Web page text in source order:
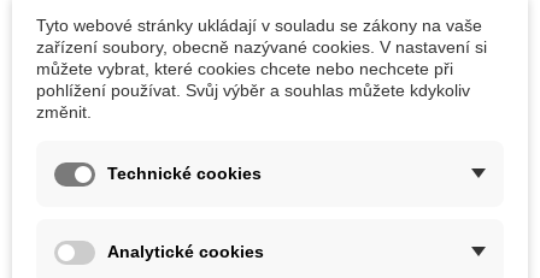
30 DALŠÍCH PRODUKTŮ VE STEJNÉ KATEGORII:
Tyto webové stránky ukládají v souladu se zákony na vaše
zařízení soubory, obecně nazývané cookies. V nastavení si
můžete vybrat, které cookies chcete nebo nechcete při
pohlížení používat. Svůj výběr a souhlas můžete kdykoliv
změnit.
Technické cookies
Analytické cookies